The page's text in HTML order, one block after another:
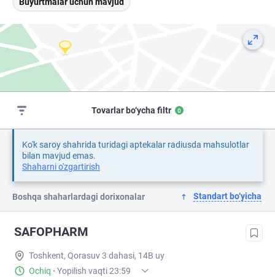
Buyurtmalar uchun mavjud
Tovarlar bo‘ycha filtr 0
Ko'k saroy shahrida turidagi aptekalar radiusda mahsulotlar
bilan mavjud emas.
Shaharni o'zgartirish
Boshqa shaharlardagi dorixonalar Standart bo‘yicha
SAFOPHARM
Toshkent, Qorasuv 3 dahasi, 14B uy
Ochiq · Yopilish vaqti 23:59